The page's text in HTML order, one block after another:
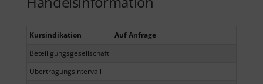
Kursindikation
Auf Anfrage
Beteiligungsgesellschaft
Übertragungsintervall